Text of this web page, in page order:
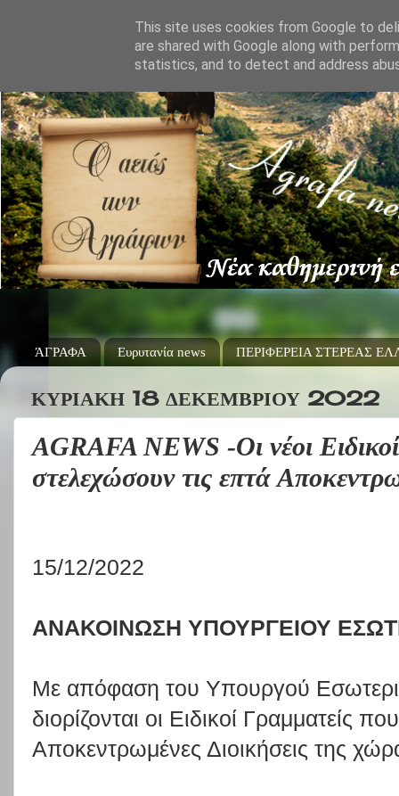
ΆΓΡΑΦΑ Ευρυτανία news ΠΕΡΙΦΕΡΕΙΑ ΣΤΕΡΕΑΣ
ΚΥΡΙΑΚΉ 18 ΔΕΚΕΜΒΡΊΟΥ 2022
AGRAFA NEWS -Οι νέοι
στελεχώσουν τις επτά
15/12/2022
ΑΝΑΚΟΙΝΩΣΗ ΥΠΟΥΡΓΕΙΟΥ
Με απόφαση του Υπουργού
διορίζονται οι Ειδικοί Γραμματείς
Αποκεντρωμένες Διοικήσεις της
This site uses cookies from Google to
are shared with Google along with
statistics, and to detect and address